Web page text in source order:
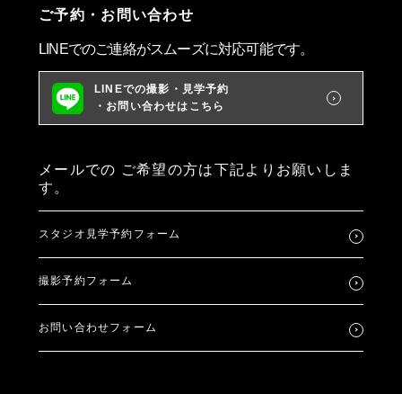
ご予約・お問い合わせ
LINEでのご連絡がスムーズに対応可能です。
LINEでの撮影・見学予約
・お問い合わせはこちら
メールでの ご希望の方は下記よりお願いしま
す。
スタジオ見学予約フォーム
撮影予約フォーム
お問い合わせフォーム